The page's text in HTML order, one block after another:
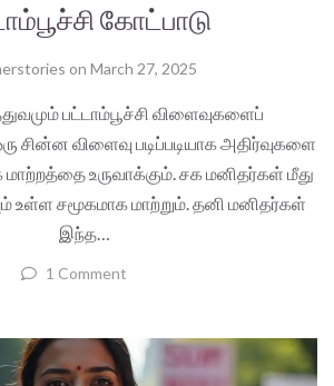
கோட்பாடு
on March 27, 2025
பட்டாம்பூச்சி விளைவுகளைப்
சின்ன விளைவு படிப்படியாக அதிர்வுகளை
மாற்றத்தை உருவாக்கும். சக மனிதர்கள் மீது
உள்ள சமூகமாக மாற்றும். தனி மனிதர்கள்
இந்த…
1 Comment